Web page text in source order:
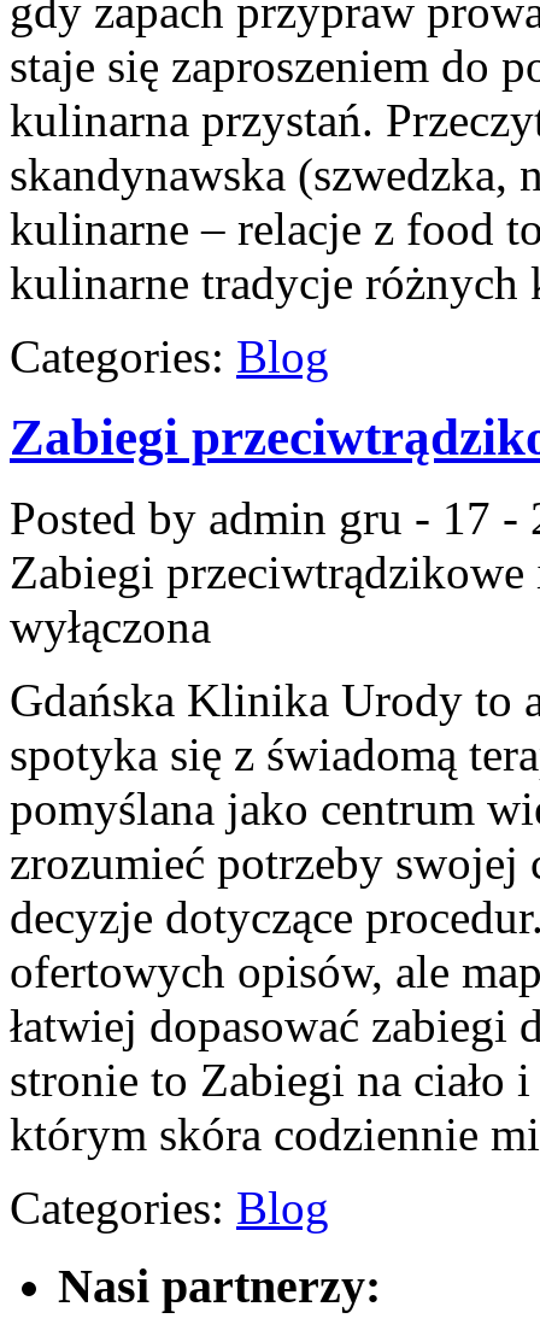
gdy zapach przypraw
staje się zaproszeniem do
kulinarna przystań.
skandynawska (szwedzka,
kulinarne – relacje z food
kulinarne tradycje
Categories: Blog
Zabiegi
Posted by admin gru - 17 -
Zabiegi
wyłączona
Gdańska Klinika Urody to
spotyka się z świadomą
pomyślana jako centrum
zrozumieć potrzeby swojej
decyzje dotyczące
ofertowych opisów, ale
łatwiej dopasować zabiegi
stronie to Zabiegi na ciało
którym skóra codziennie
Categories: Blog
Nasi partnerzy: